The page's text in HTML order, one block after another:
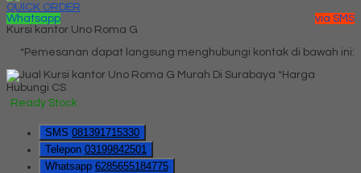
QUICK ORDER
Whatsapp
via SMS
Kursi kantor Uno Roma G
*Pemesanan dapat langsung menghubungi kontak di bawah ini:
*Harga
Hubungi CS
Ready Stock
SMS 081391715330
Telepon 03199842501
Whatsapp 6285655184775